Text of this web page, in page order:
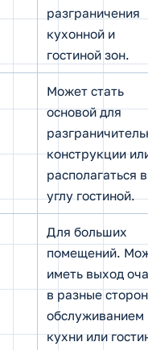
разграничения
кухонной и
гостиной зон.
Может стать
основой для
конструкции
располагаться в
углу гостиной.
Для больших
помещений.
иметь выход
в разные
обслуживанием
кухни или